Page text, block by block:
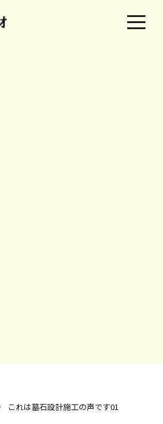
これは墓石設計施工の声です01